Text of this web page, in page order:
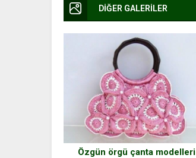
DİĞER GALERİLER
Özgün örgü çanta modelleri